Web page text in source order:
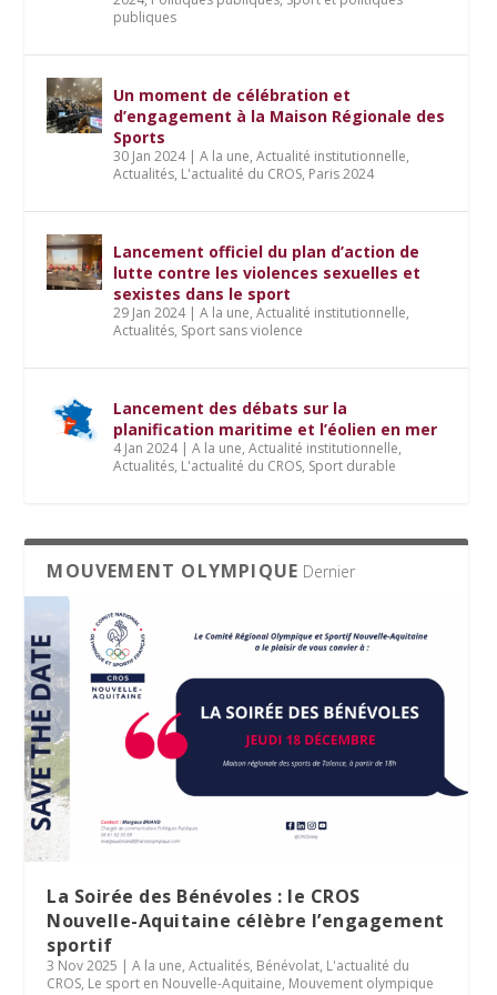
publiques
Un moment de célébration et
d’engagement à la Maison Régionale des
Sports
30 Jan 2024|A la une,Actualité institutionnelle,
Actualités, L'actualité du CROS, Paris 2024
Lancement officiel du plan d’action de
lutte contre les violences sexuelles et
sexistes dans le sport
29 Jan 2024|A la une,Actualité institutionnelle,
Actualités, Sport sans violence
Lancement des débats sur la
planification maritime et l’éolien en mer
4 Jan 2024|A la une,Actualité institutionnelle,
Actualités, L'actualité du CROS, Sport durable
MOUVEMENT OLYMPIQUE Dernier
La Soirée des Bénévoles : le CROS
Nouvelle-Aquitaine célèbre l’engagement
sportif
3 Nov 2025 |A la une,Actualités, Bénévolat, L'actualité du
CROS, Le sport en Nouvelle-Aquitaine, Mouvement olympique